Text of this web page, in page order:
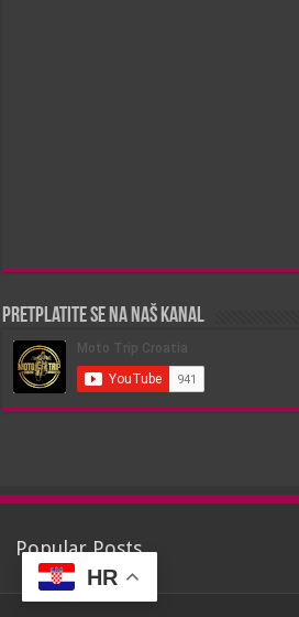
Pretplatite se na naš kanal
Popular Posts
HR